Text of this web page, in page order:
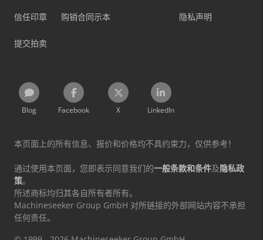
信任印章
提交拍卖
购销合同示本 隐私声明
Blog Facebook X LinkedIn
本页面上的所有信息、报价和价格均不具约束力，仅供参考！
通过使用本页面，您即表示同意我们的一般条款和条件及隐私政
策。
所述商标均归其各自所有者所有。
Machineseeker Group GmbH 对所链接的外部网站内容不承担
任何责任。